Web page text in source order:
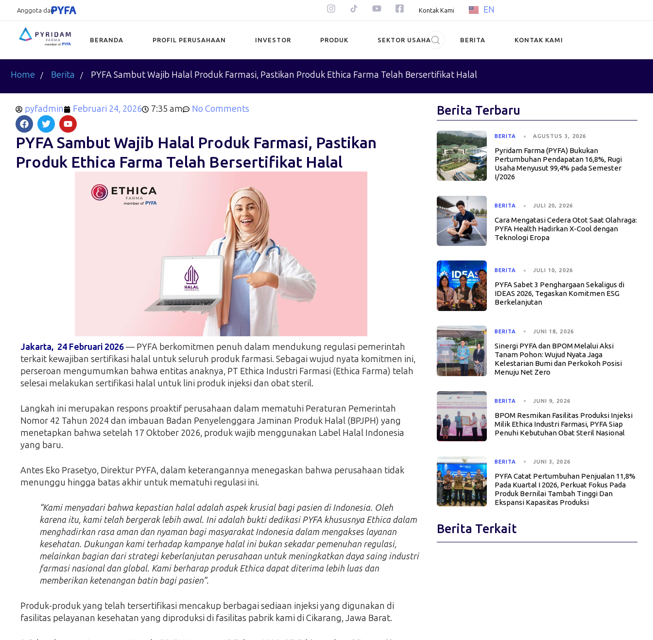
Anggota dari Kontak Kami EN
BERANDA PROFIL PERUSAHAAN INVESTOR PRODUK SEKTOR USAHA BERITA KONTAK KAMI
Home Berita PYFA Sambut Wajib Halal Produk Farmasi, Pastikan Produk Ethica Farma Telah Bersertifikat Halal
pyfadmin Februari 24, 2026 7:35 am No Comments
PYFA Sambut Wajib Halal Produk Farmasi, Pastikan
Produk Ethica Farma Telah Bersertifikat Halal
Jakarta, 24 Februari 2026— PYFA berkomitmen penuh dalam mendukung regulasi pemerintah
terkait kewajiban sertifikasi halal untuk seluruh produk farmasi. Sebagai wujud nyata komitmen ini,
perseroan mengumumkan bahwa entitas anaknya, PT Ethica Industri Farmasi (Ethica Farma) telah
selesai melakukan sertifikasi halal untuk lini produk injeksi dan obat steril.
Langkah ini merupakan respons proaktif perusahaan dalam mematuhi Peraturan Pemerintah
Nomor 42 Tahun 2024 dan imbauan Badan Penyelenggara Jaminan Produk Halal (BPJPH) yang
menetapkan bahwa setelah 17 Oktober 2026, produk wajib menggunakan Label Halal Indonesia
yang baru.
Antes Eko Prasetyo, Direktur PYFA, dalam keterangannya menegaskan bahwa perusahaan tidak
menunggu hingga batas akhir untuk mematuhi regulasi ini.
“Kami menyadari bahwa kepastian halal adalah aspek krusial bagi pasien di Indonesia. Oleh
karena itu, kami telah bergerak lebih awal. Ini adalah bukti dedikasi PYFA khususnya Ethica dalam
menghadirkan rasa aman dan nyaman bagi masyarakat Indonesia dalam mengakses layanan
kesehatan. Dukungan kami terhadap kampanye halal ini bukan sekadar pemenuhan regulasi,
melainkan bagian dari strategi keberlanjutan perusahaan untuk meningkatkan daya saing industri
farmasi nasional dan global. Kami berharap produk Ethica dapat diterima lebih luas dan
memberikan ketenangan batin bagi pasien”.
Produk-produk yang telah tersertifikasi mencakup berbagai sediaan injeksi yang digunakan di
fasilitas pelayanan kesehatan yang diproduksi di fasilitas pabrik kami di Cikarang, Jawa Barat.
Berita Terbaru
BERITA AGUSTUS 3, 2026
Pyridam Farma (PYFA) Bukukan
Pertumbuhan Pendapatan 16,8%, Rugi
Usaha Menyusut 99,4% pada Semester
I/2026
BERITA JULI 20, 2026
Cara Mengatasi Cedera Otot Saat Olahraga:
PYFA Health Hadirkan X-Cool dengan
Teknologi Eropa
BERITA JULI 10, 2026
PYFA Sabet 3 Penghargaan Sekaligus di
IDEAS 2026, Tegaskan Komitmen ESG
Berkelanjutan
BERITA JUNI 18, 2026
Sinergi PYFA dan BPOM Melalui Aksi
Tanam Pohon: Wujud Nyata Jaga
Kelestarian Bumi dan Perkokoh Posisi
Menuju Net Zero
BERITA JUNI 9, 2026
BPOM Resmikan Fasilitas Produksi Injeksi
Milik Ethica Industri Farmasi, PYFA Siap
Penuhi Kebutuhan Obat Steril Nasional
BERITA JUNI 3, 2026
PYFA Catat Pertumbuhan Penjualan 11,8%
Pada Kuartal I 2026, Perkuat Fokus Pada
Produk Bernilai Tambah Tinggi Dan
Ekspansi Kapasitas Produksi
Berita Terkait